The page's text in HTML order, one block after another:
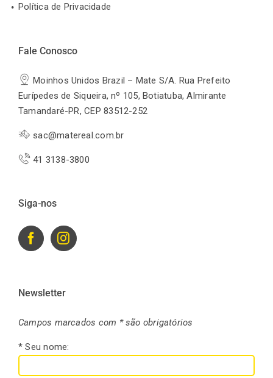
Política de Privacidade
Fale Conosco
Moinhos Unidos Brazil – Mate S/A. Rua Prefeito
Eurípedes de Siqueira, nº 105, Botiatuba, Almirante
Tamandaré-PR, CEP 83512-252
sac@matereal.com.br
41 3138-3800
Siga-nos
Newsletter
Campos marcados com * são obrigatórios
* Seu nome: